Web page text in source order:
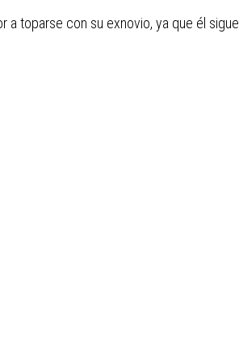
a toparse con su exnovio, ya que él sigue